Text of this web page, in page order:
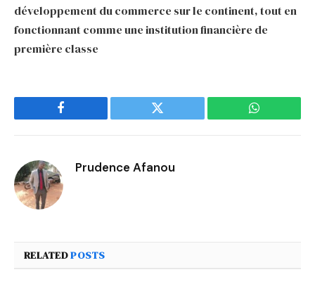
développement du commerce sur le continent, tout en
fonctionnant comme une institution financière de
première classe
Facebook Twitter WhatsApp
Prudence Afanou
RELATEDPOSTS